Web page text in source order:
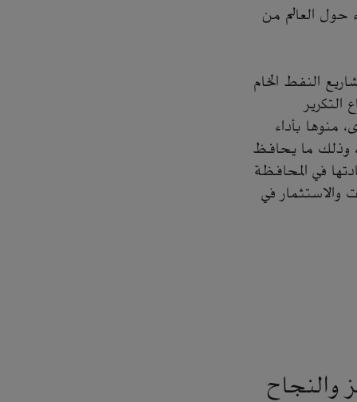
حول العالم من
مهمًا في مشاريع النفط الخام
منوها بأداء
وذلك ما يحافظ
في المحافظة
والاستثمار في
والنجاح